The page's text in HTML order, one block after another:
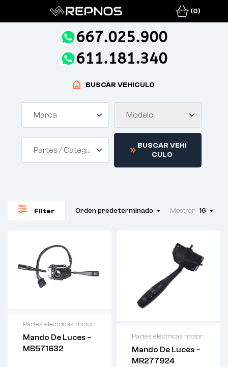
(0)
667.025.900
611.181.340
BUSCAR VEHICULO
Marca Modelo
Partes / Categorías BUSCAR VEHI
CULO
Filter Orden predeterminado Mostrar 16
Partes eléctricas motor
Mando De Luces –
MB571632
Partes eléctricas motor
Mando De Luces –
MR277924